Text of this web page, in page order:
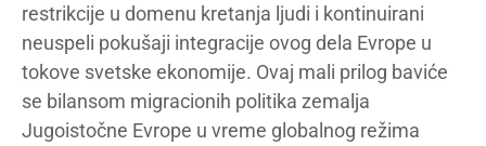
restrikcije u domenu kretanja ljudi i kontinuirani
neuspeli pokušaji integracije ovog dela Evrope u
tokove svetske ekonomije. Ovaj mali prilog baviće
se bilansom migracionih politika zemalja
Jugoistočne Evrope u vreme globalnog režima